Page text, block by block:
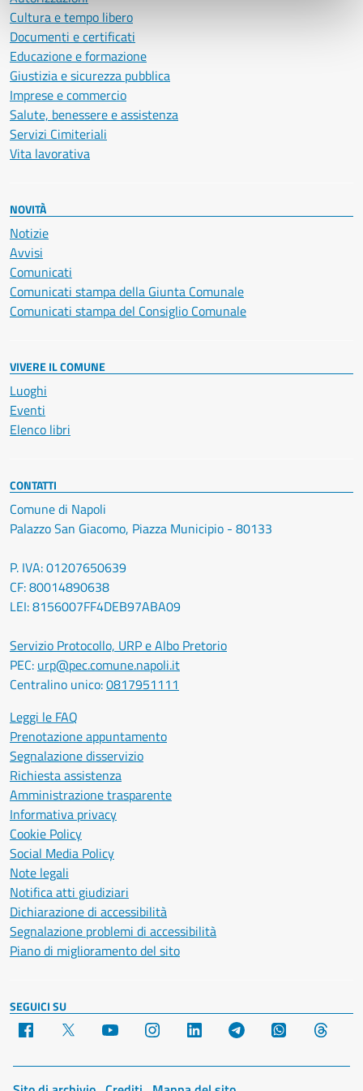
Cultura e tempo libero
Documenti e certificati
Educazione e formazione
Giustizia e sicurezza pubblica
Imprese e commercio
Salute, benessere e assistenza
Servizi Cimiteriali
Vita lavorativa
NOVITÀ
Notizie
Avvisi
Comunicati
Comunicati stampa della Giunta Comunale
Comunicati stampa del Consiglio Comunale
VIVERE IL COMUNE
Luoghi
Eventi
Elenco libri
CONTATTI
Comune di Napoli
Palazzo San Giacomo, Piazza Municipio - 80133
P. IVA: 01207650639
CF: 80014890638
LEI: 8156007FF4DEB97ABA09
Servizio Protocollo, URP e Albo Pretorio
PEC: urp@pec.comune.napoli.it
Centralino unico:0817951111
Leggi le FAQ
Prenotazione appuntamento
Segnalazione disservizio
Richiesta assistenza
Amministrazione trasparente
Informativa privacy
Cookie Policy
Social Media Policy
Note legali
Notifica atti giudiziari
Dichiarazione di accessibilità
Segnalazione problemi di accessibilità
Piano di miglioramento del sito
SEGUICI SU
Facebook YouTube Instagram LinkedIn Telegram WhatsApp